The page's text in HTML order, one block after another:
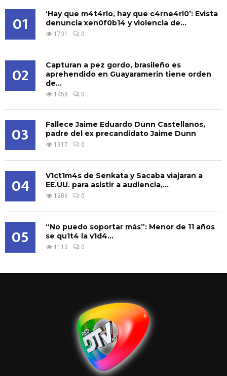
01
‘Hay que m4t4rlo, hay que c4rne4rl0’: Evista
denuncia xen0f0b14 y violencia de...
1731 0
02
Capturan a pez gordo, brasileño es
aprehendido en Guayaramerin tiene orden
de...
1458 0
03
Fallece Jaime Eduardo Dunn Castellanos,
padre del ex precandidato Jaime Dunn
1317 0
04
V1ct1m4s de Senkata y Sacaba viajaran a
EE.UU. para asistir a audiencia,...
1206 0
05
“No puedo soportar más”: Menor de 11 años
se qu1t4 la v1d4...
1115 0